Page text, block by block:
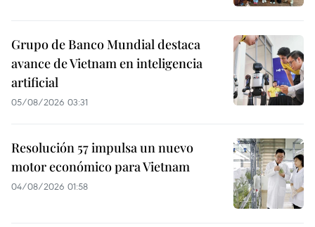
Grupo de Banco Mundial destaca
avance de Vietnam en inteligencia
artificial
05/08/2026 03:31
Resolución 57 impulsa un nuevo
motor económico para Vietnam
04/08/2026 01:58